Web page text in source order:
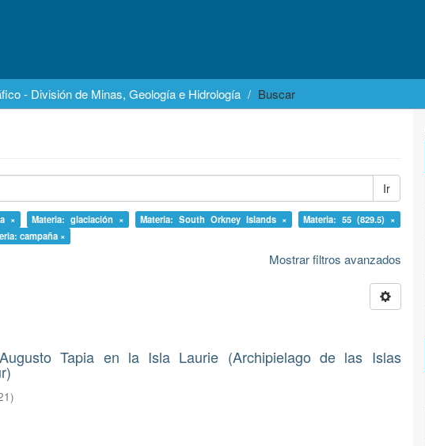
- División de Minas, Geología e Hidrología Buscar
Ir
× Materia: glaciación × Materia: South Orkney Islands ×
Materia: 55 (829.5) ×
campaña ×
Mostrar filtros avanzados
Tapia en la Isla Laurie (Archipielago de las Islas
)